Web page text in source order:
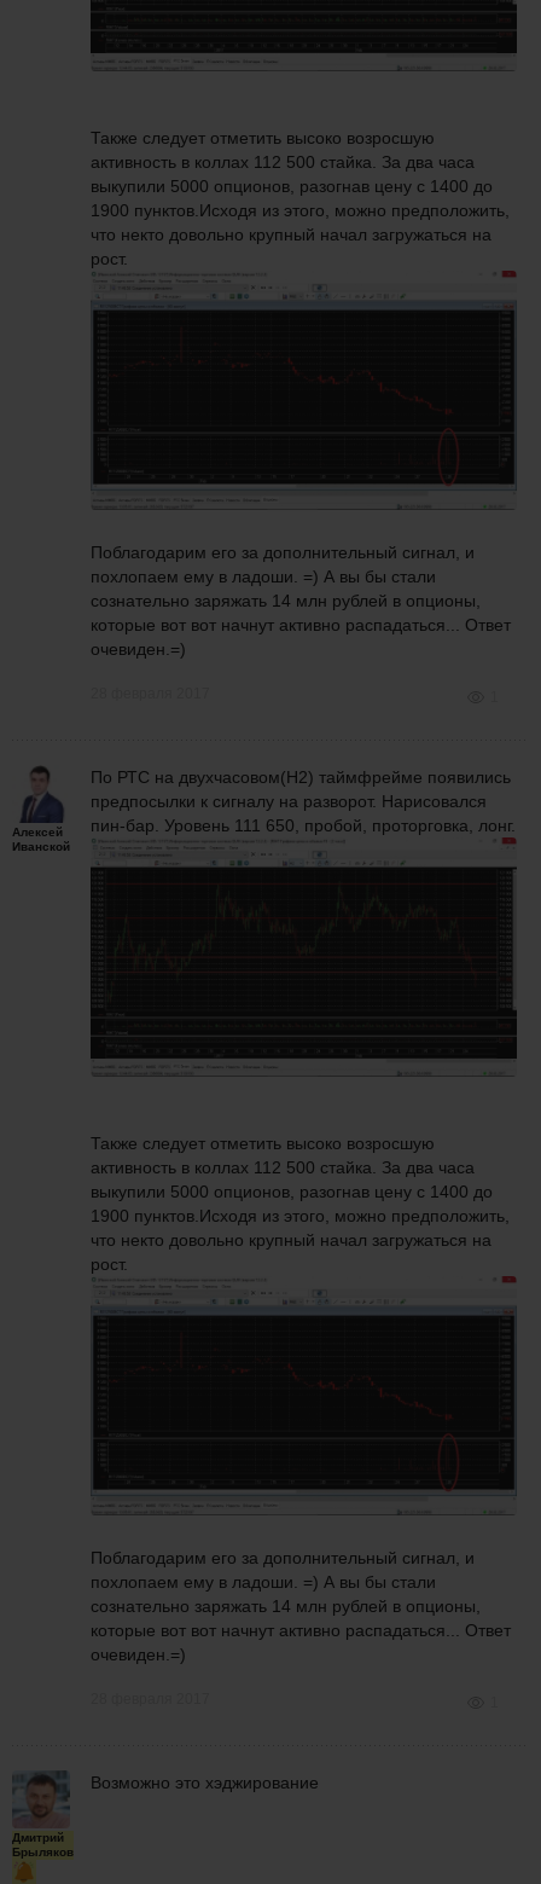
Также следует отметить высоко возросшую
активность в коллах 112 500 стайка. За два часа
выкупили 5000 опционов, разогнав цену с 1400 до
1900 пунктов.Исходя из этого, можно предположить,
что некто довольно крупный начал загружаться на
рост.
Поблагодарим его за дополнительный сигнал, и
похлопаем ему в ладоши. =) А вы бы стали
сознательно заряжать 14 млн рублей в опционы,
которые вот вот начнут активно распадаться... Ответ
очевиден.=)
Алексей
Иванской
По РТС на двухчасовом(H2) таймфрейме появились
предпосылки к сигналу на разворот. Нарисовался
пин-бар. Уровень 111 650, пробой, проторговка, лонг.
Также следует отметить высоко возросшую
активность в коллах 112 500 стайка. За два часа
выкупили 5000 опционов, разогнав цену с 1400 до
1900 пунктов.Исходя из этого, можно предположить,
что некто довольно крупный начал загружаться на
рост.
Поблагодарим его за дополнительный сигнал, и
похлопаем ему в ладоши. =) А вы бы стали
сознательно заряжать 14 млн рублей в опционы,
которые вот вот начнут активно распадаться... Ответ
очевиден.=)
Дмитрий
Брыляков
Возможно это хэджирование